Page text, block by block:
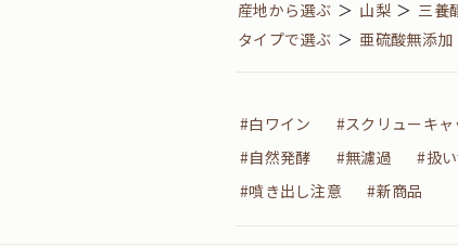
産地から選ぶ ＞ 山梨 ＞ 三養
タイプで選ぶ ＞ 亜硫酸無添加
#白ワイン #スクリューキャ
#自然発酵
#無濾過 #扱
#噴き出し注意
#新商品